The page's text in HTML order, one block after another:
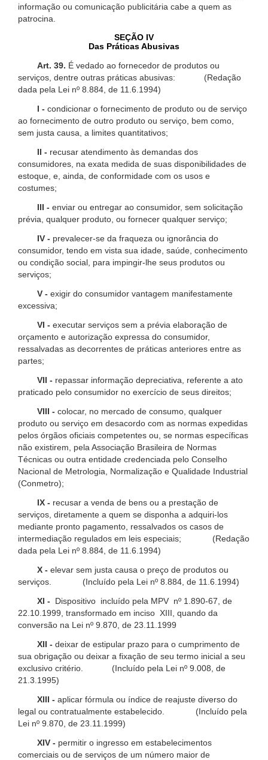
informação ou comunicação publicitária cabe a quem as
patrocina.
SEÇÃO IV
Das Práticas Abusivas
Art. 39. É vedado ao fornecedor de produtos ou
serviços, dentre outras práticas abusivas: (Redação
dada pela Lei nº 8.884, de 11.6.1994)
I - condicionar o fornecimento de produto ou de serviço
ao fornecimento de outro produto ou serviço, bem como,
sem justa causa, a limites quantitativos;
II - recusar atendimento às demandas dos
consumidores, na exata medida de suas disponibilidades de
estoque, e, ainda, de conformidade com os usos e
costumes;
III - enviar ou entregar ao consumidor, sem solicitação
prévia, qualquer produto, ou fornecer qualquer serviço;
IV - prevalecer-se da fraqueza ou ignorância do
consumidor, tendo em vista sua idade, saúde, conhecimento
ou condição social, para impingir-lhe seus produtos ou
serviços;
V - exigir do consumidor vantagem manifestamente
excessiva;
VI - executar serviços sem a prévia elaboração de
orçamento e autorização expressa do consumidor,
ressalvadas as decorrentes de práticas anteriores entre as
partes;
VII - repassar informação depreciativa, referente a ato
praticado pelo consumidor no exercício de seus direitos;
VIII - colocar, no mercado de consumo, qualquer
produto ou serviço em desacordo com as normas expedidas
pelos órgãos oficiais competentes ou, se normas específicas
não existirem, pela Associação Brasileira de Normas
Técnicas ou outra entidade credenciada pelo Conselho
Nacional de Metrologia, Normalização e Qualidade Industrial
(Conmetro);
IX - recusar a venda de bens ou a prestação de
serviços, diretamente a quem se disponha a adquiri-los
mediante pronto pagamento, ressalvados os casos de
intermediação regulados em leis especiais; (Redação
dada pela Lei nº 8.884, de 11.6.1994)
X - elevar sem justa causa o preço de produtos ou
serviços. (Incluído pela Lei nº 8.884, de 11.6.1994)
XI -
Dispositivo incluído pela MPV nº 1.890-67, de
22.10.1999, transformado em inciso XIII, quando da
conversão na Lei nº 9.870, de 23.11.1999
XII - deixar de estipular prazo para o cumprimento de
sua obrigação ou deixar a fixação de seu termo inicial a seu
exclusivo critério. (Incluído pela Lei nº 9.008, de
21.3.1995)
XIII - aplicar fórmula ou índice de reajuste diverso do
legal ou contratualmente estabelecido. (Incluído pela
Lei nº 9.870, de 23.11.1999)
XIV - permitir o ingresso em estabelecimentos
comerciais ou de serviços de um número maior de